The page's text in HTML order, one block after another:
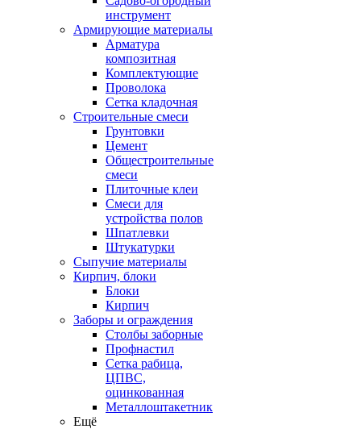
инструмент
Армирующие материалы
Арматура
композитная
Комплектующие
Проволока
Сетка кладочная
Строительные смеси
Грунтовки
Цемент
Общестроительные
смеси
Плиточные клеи
Смеси для
устройства полов
Шпатлевки
Штукатурки
Сыпучие материалы
Кирпич, блоки
Блоки
Кирпич
Заборы и ограждения
Столбы заборные
Профнастил
Сетка рабица,
ЦПВС,
оцинкованная
Металлоштакетник
Ещё